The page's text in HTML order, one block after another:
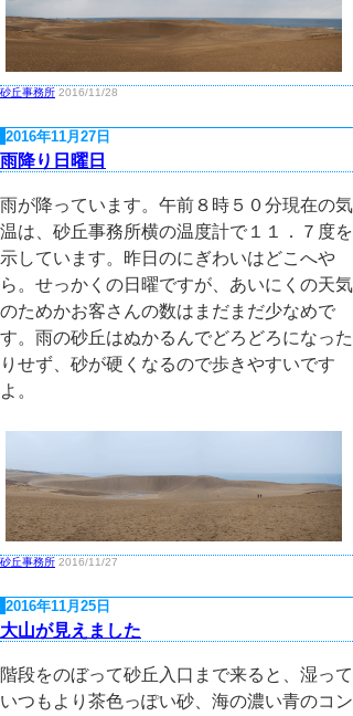
砂丘事務所 2016/11/28
2016年11月27日
雨降り日曜日
雨が降っています。午前８時５０分現在の気
温は、砂丘事務所横の温度計で１１．７度を
示しています。昨日のにぎわいはどこへや
ら。せっかくの日曜ですが、あいにくの天気
のためかお客さんの数はまだまだ少なめで
す。雨の砂丘はぬかるんでどろどろになった
りせず、砂が硬くなるので歩きやすいです
よ。
砂丘事務所 2016/11/27
2016年11月25日
大山が見えました
階段をのぼって砂丘入口まで来ると、湿って
いつもより茶色っぽい砂、海の濃い青のコン